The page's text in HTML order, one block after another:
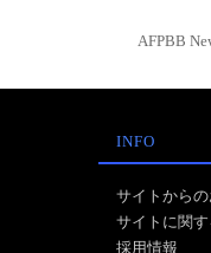
AFPBB
INFO
サイトから
サイトに関
採用情報